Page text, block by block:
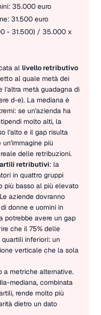
35.000 euro
31.500 euro
- 31.500) / 35.000 x
al livello retributivo
al quale metà dei
l'altra metà guadagna di
d-e). La mediana è
se un'azienda ha
molto alti, la
l'alto e il gap risulta
un'immagine più
delle retribuzioni.
retributivi: la
in quattro gruppi
più basso al più elevato
aziende dovranno
donne e uomini in
potrebbe avere un gap
che il 75% delle
inferiori: un
verticale che la sola
a metriche alternative.
mediana, combinata
rende molto più
dietro un dato